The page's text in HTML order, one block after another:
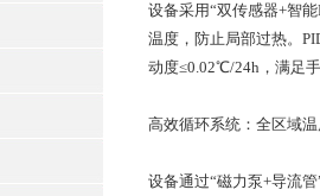
设备采用“双传感器+智
温度，防止局部过热。
动度≤0.02℃/24h，满足
高效循环系统：全区域
设备通过“磁力泵+导流